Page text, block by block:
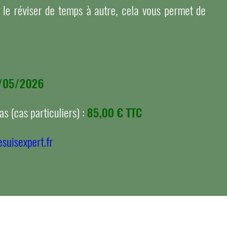
réviser de temps à autre, cela vous permet de
05/2026
(cas particuliers) : 85,00 € TTC